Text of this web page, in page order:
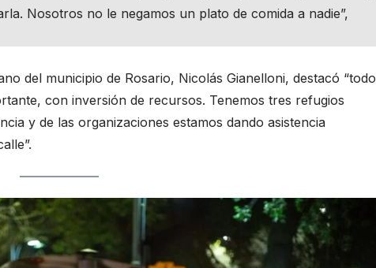
Nosotros no le negamos un plato de comida a nadie”,
del municipio de Rosario, Nicolás Gianelloni, destacó “todo
con inversión de recursos. Tenemos tres refugios
y de las organizaciones estamos dando asistencia